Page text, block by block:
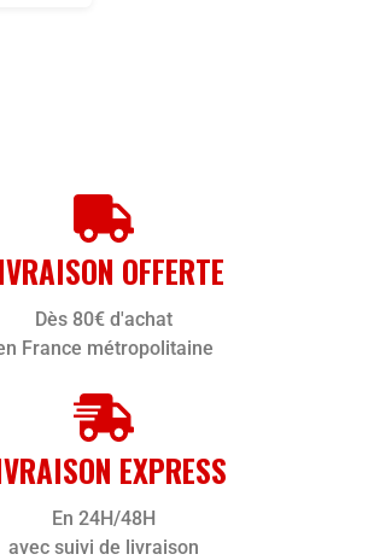
OFFERTE
Dès 80€ d'achat
France métropolitaine
EXPRESS
En 24H/48H
avec suivi de livraison